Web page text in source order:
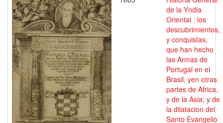
de la Yndia
Oriental : los
descubrimientos,
y conquistas,
que han hecho
las Armas de
Portugal en el
Brasil, yen otras
partes de Africa,
y de la Asia; y de
la dilatacion del
Santo Evangelio